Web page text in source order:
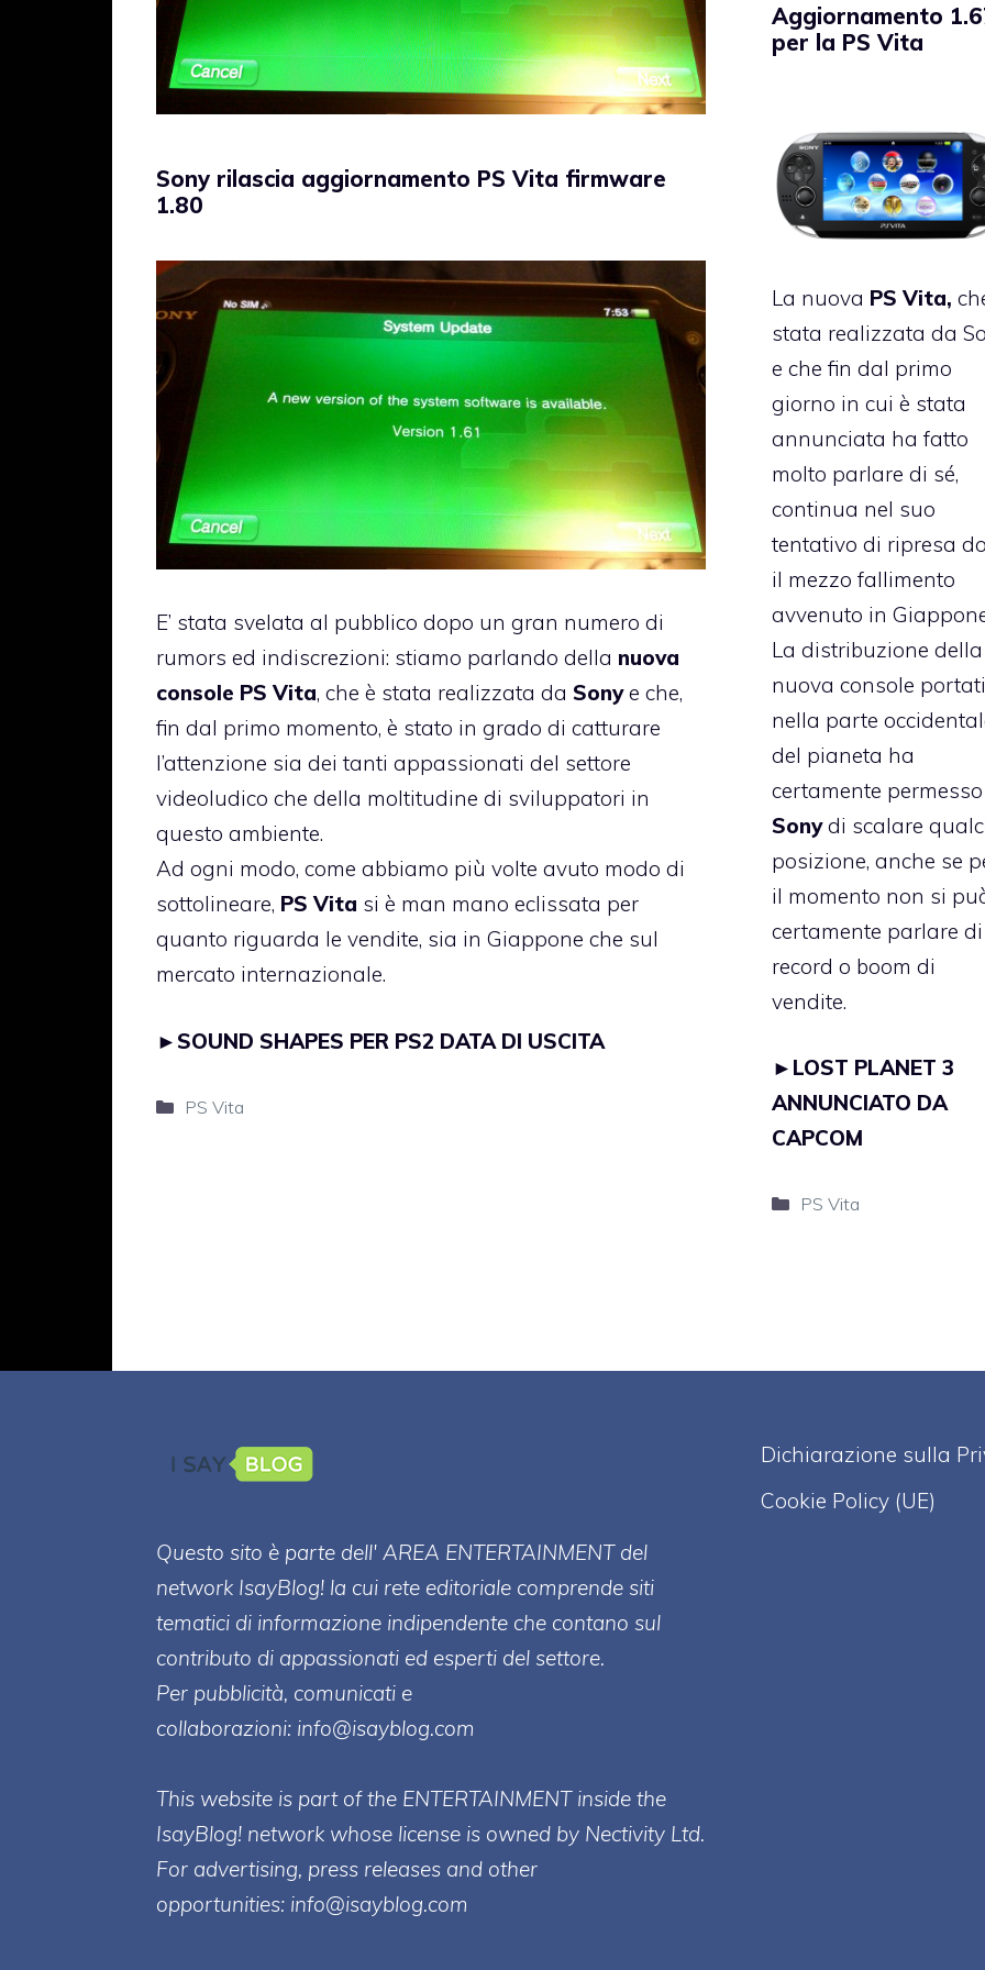
Sony rilascia aggiornamento PS Vita firmware
1.80
E’ stata svelata al pubblico dopo un gran numero di
rumors ed indiscrezioni: stiamo parlando della nuova
console PS Vita, che è stata realizzata da Sonye che,
fin dal primo momento, è stato in grado di catturare
l’attenzione sia dei tanti appassionati del settore
videoludico che della moltitudine di sviluppatori in
questo ambiente.
Ad ogni modo, come abbiamo più volte avuto modo di
sottolineare, PS Vita si è man mano eclissata per
quanto riguarda le vendite, sia in Giappone che sul
mercato internazionale.
►SOUND SHAPES PER PS2 DATA DI USCITA
Categorie
PS Vita
Aggiornamento
per la PS Vita
La nuova PS Vita,
stata realizzata da
e che fin dal primo
giorno in cui è stata
annunciata ha fatto
molto parlare di sé,
continua nel suo
tentativo di ripresa
il mezzo fallimento
avvenuto in
La distribuzione della
nuova console
nella parte
del pianeta ha
certamente
Sonydi scalare
posizione, anche se
il momento non si
certamente parlare di
record o boom di
vendite.
► LOST PLANET 3
ANNUNCIATO DA
CAPCOM
Categorie
PS Vita
Questo sito è parte dell' AREA ENTERTAINMENT del
network IsayBlog! la cui rete editoriale comprende siti
tematici di informazione indipendente che contano sul
contributo di appassionati ed esperti del settore.
Per pubblicità, comunicati e
collaborazioni: info@isayblog.com
This website is part of the ENTERTAINMENT inside the
IsayBlog! network whose license is owned by Nectivity Ltd.
For advertising, press releases and other
opportunities: info@isayblog.com
Dichiarazione sulla
Cookie Policy (UE)